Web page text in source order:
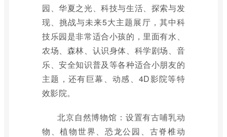
园、华夏之光、科技与生活、探索与发
现、挑战与未来5大主题展厅，其中科
技乐园是非常适合小孩的，里面有水、
农场、森林、认识身体、科学剧场、音
乐、安全知识普及等各种适合小朋友的
主题，还有巨幕、动感、4D影院等特
效影院。
北京自然博物馆：设置有古哺乳动
物、植物世界、恐龙公园、古脊椎动